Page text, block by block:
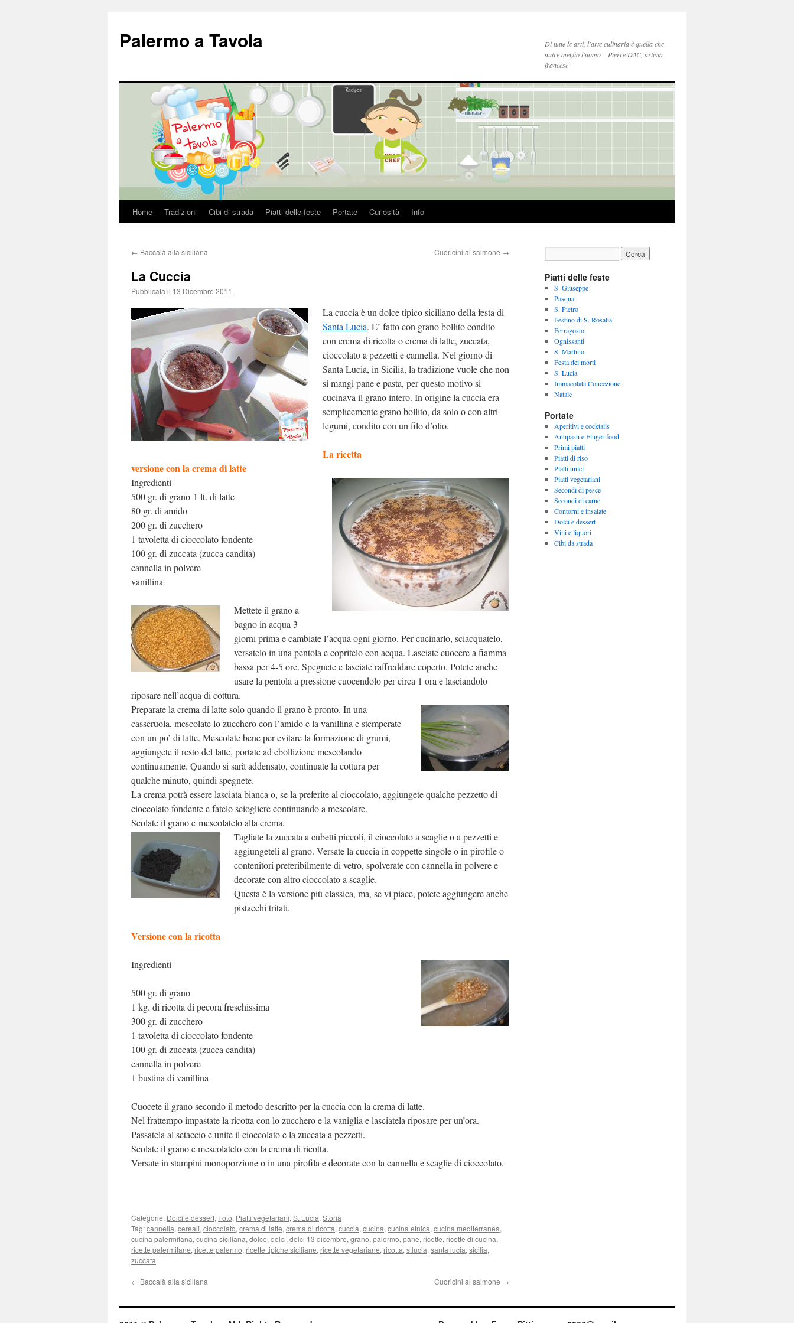
Palermo a Tavola
Di tutte le arti, l'arte culinaria è quella che
nutre meglio l'uomo – Pierre DAC, artista
francese
Vai
contenuto
Home Tradizioni Cibi di strada Piatti delle feste Portate Curiosità Info
← Baccalà alla siciliana Cuoricini al salmone →
La Cuccia
Pubblicata il 13 Dicembre 2011
La cuccia è un dolce tipico siciliano della festa di
Santa Lucia. E’ fatto con grano bollito condito
con crema di ricotta o crema di latte, zuccata,
cioccolato a pezzetti e cannella. Nel giorno di
Santa Lucia, in Sicilia, la tradizione vuole che non
si mangi pane e pasta, per questo motivo si
cucinava il grano intero. In origine la cuccia era
semplicemente grano bollito, da solo o con altri
legumi, condito con un filo d’olio.
La ricetta
versione con la crema di latte
Ingredienti
500 gr. di grano 1 lt. di latte
80 gr. di amido
200 gr. di zucchero
1 tavoletta di cioccolato fondente
100 gr. di zuccata (zucca candita)
cannella in polvere
vanillina
Mettete il grano a
bagno in acqua 3
giorni prima e cambiate l’acqua ogni giorno. Per cucinarlo, sciacquatelo,
versatelo in una pentola e copritelo con acqua. Lasciate cuocere a fiamma
bassa per 4-5 ore. Spegnete e lasciate raffreddare coperto. Potete anche
usare la pentola a pressione cuocendolo per circa 1 ora e lasciandolo
riposare nell’acqua di cottura.
Preparate la crema di latte solo quando il grano è pronto. In una
casseruola, mescolate lo zucchero con l’amido e la vanillina e stemperate
con un po’ di latte. Mescolate bene per evitare la formazione di grumi,
aggiungete il resto del latte, portate ad ebollizione mescolando
continuamente. Quando si sarà addensato, continuate la cottura per
qualche minuto, quindi spegnete.
La crema potrà essere lasciata bianca o, se la preferite al cioccolato, aggiungete qualche pezzetto di
cioccolato fondente e fatelo sciogliere continuando a mescolare.
Scolate il grano e mescolatelo alla crema.
Tagliate la zuccata a cubetti piccoli, il cioccolato a scaglie o a pezzetti e
aggiungeteli al grano. Versate la cuccia in coppette singole o in pirofile o
contenitori preferibilmente di vetro, spolverate con cannella in polvere e
decorate con altro cioccolato a scaglie.
Questa è la versione più classica, ma, se vi piace, potete aggiungere anche
pistacchi tritati.
Versione con la ricotta
Ingredienti
500 gr. di grano
1 kg. di ricotta di pecora freschissima
300 gr. di zucchero
1 tavoletta di cioccolato fondente
100 gr. di zuccata (zucca candita)
cannella in polvere
1 bustina di vanillina
Cuocete il grano secondo il metodo descritto per la cuccia con la crema di latte.
Nel frattempo impastate la ricotta con lo zucchero e la vaniglia e lasciatela riposare per un’ora.
Passatela al setaccio e unite il cioccolato e la zuccata a pezzetti.
Scolate il grano e mescolatelo con la crema di ricotta.
Versate in stampini monoporzione o in una pirofila e decorate con la cannella e scaglie di cioccolato.
Categorie: Dolci e dessert, Foto, Piatti vegetariani, S. Lucia, Storia
Tag:cannella, cereali, cioccolato, crema di latte, crema di ricotta, cuccia, cucina, cucina etnica, cucina mediterranea,
cucina palermitana, cucina siciliana, dolce, dolci, dolci 13 dicembre, grano, palermo, pane, ricette, ricette di cucina,
ricette palermitane, ricette palermo, ricette tipiche siciliane, ricette vegetariane, ricotta, s.lucia, santa lucia, sicilia,
zuccata
← Baccalà alla siciliana Cuoricini al salmone →
Piatti delle feste
S. Giuseppe
Pasqua
S. Pietro
Festino di S. Rosalia
Ferragosto
Ognissanti
S. Martino
Festa dei morti
S. Lucia
Immacolata Concezione
Natale
Portate
Aperitivi e cocktails
Antipasti e Finger food
Primi piatti
Piatti di riso
Piatti unici
Piatti vegetariani
Secondi di pesce
Secondi di carne
Contorni e insalate
Dolci e dessert
Vini e liquori
Cibi da strada